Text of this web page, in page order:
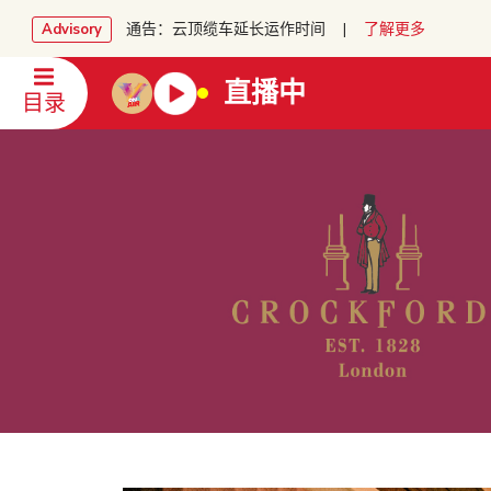
Advisory 通告：云顶缆车延长运作时间 | 了解更多
目录 直播中